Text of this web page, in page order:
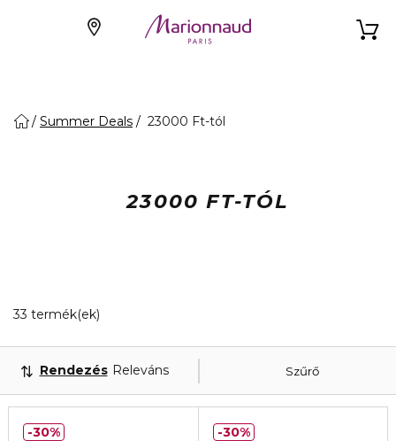
Summer Deals 23000 Ft-tól
23000 FT-TÓL
33 termék(ek)
Szűrő
Rendezés Releváns
30% 30%